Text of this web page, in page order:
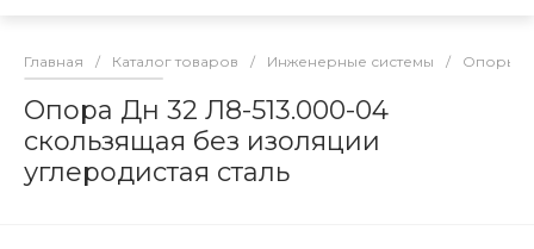
Главная / Каталог товаров / Инженерные системы / Опоры
Опора Дн 32 Л8-513.000-04
скользящая без изоляции
углеродистая сталь